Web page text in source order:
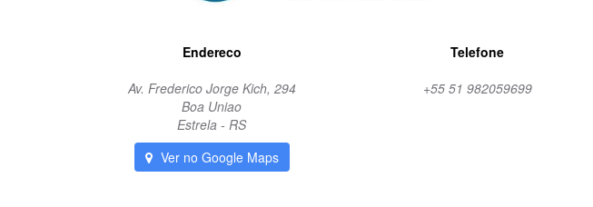
Endereco
Av. Frederico Jorge Kich, 294
Boa Uniao
Estrela - RS
Ver no Google Maps
Telefone
+55 51 982059699